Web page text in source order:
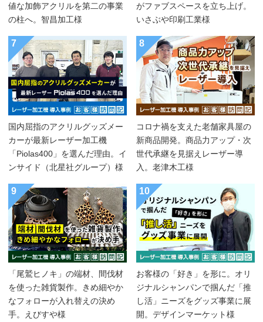
値な加飾アクリルを第二の事業
の柱へ。智昌加工様
がファブスペースを立ち上げ。
いさぶや印刷工業様
7
国内屈指のアクリルグッズメー
カーが最新レーザー加工機
「Piolas400」を選んだ理由。イ
ンサイド（北星社グループ）様
8
コロナ禍を支えた老舗家具屋の
新商品開発。商品力アップ・次
世代承継を見据えレーザー導
入。老津木工様
9
「尾鷲ヒノキ」の端材、間伐材
を使った雑貨製作。きめ細やか
なフォローが入れ替えの決め
手。えびすや様
10
お客様の「好き」を形に。オリ
ジナルシャンパンで掴んだ「推
し活」ニーズをグッズ事業に展
開。デザインマーケット様